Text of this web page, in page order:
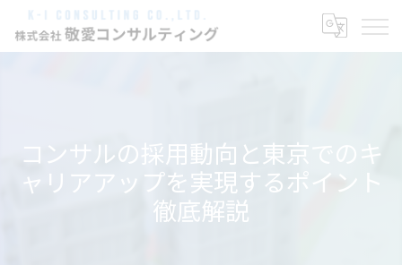
コンサルの採用動向と東京でのキ
ャリアアップを実現するポイント
徹底解説